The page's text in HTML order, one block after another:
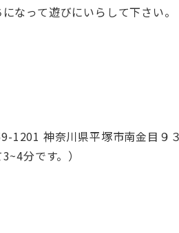
なって遊びにいらして下さい。
神奈川県平塚市南金目９
分です。）